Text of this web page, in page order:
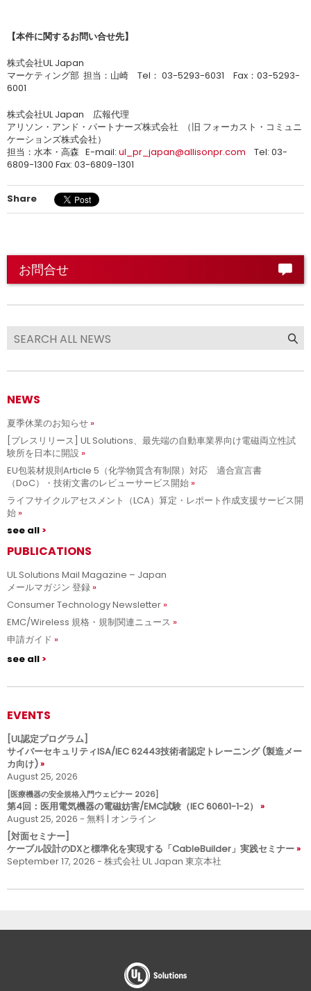
【本件に関するお問い合せ先】
株式会社UL Japan
マーケティング部 担当：山崎 Tel： 03-5293-6031 Fax：03-5293-
6001
株式会社UL Japan 広報代理
アリソン・アンド・パートナーズ株式会社 （旧 フォーカスト・コミュニ
ケーションズ株式会社）
担当：水本・高森 E-mail: ul_pr_japan@allisonpr.com Tel: 03-
6809-1300 Fax: 03-6809-1301
Share
お問合せ
NEWS
夏季休業のお知らせ
[プレスリリース] UL Solutions、最先端の自動車業界向け電磁両立性試
験所を日本に開設
EU包装材規則Article 5（化学物質含有制限）対応 適合宣言書
（DoC）・技術文書のレビューサービス開始
ライフサイクルアセスメント（LCA）算定・レポート作成支援サービス開
始
see all
PUBLICATIONS
UL Solutions Mail Magazine – Japan
メールマガジン 登録
Consumer Technology Newsletter
EMC/Wireless 規格・規制関連ニュース
申請ガイド
see all
EVENTS
[UL認定プログラム]
サイバーセキュリティISA/IEC 62443技術者認定トレーニング (製造メー
カ向け)
August 25, 2026
[医療機器の安全規格入門ウェビナー 2026]
第4回：医用電気機器の電磁妨害/EMC試験（IEC 60601-1-2）
August 25, 2026 - 無料 | オンライン
[対面セミナー]
ケーブル設計のDXと標準化を実現する「CableBuilder」実践セミナー
September 17, 2026 - 株式会社 UL Japan 東京本社